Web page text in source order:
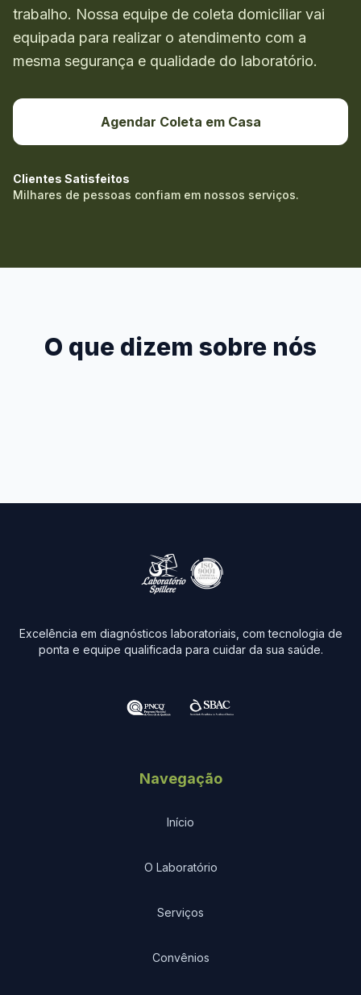
trabalho. Nossa equipe de coleta domiciliar vai
equipada para realizar o atendimento com a
mesma segurança e qualidade do laboratório.
Agendar Coleta em Casa
Clientes Satisfeitos
Milhares de pessoas confiam em nossos serviços.
O que dizem sobre nós
Excelência em diagnósticos laboratoriais, com tecnologia de
ponta e equipe qualificada para cuidar da sua saúde.
Navegação
Início
O Laboratório
Serviços
Convênios